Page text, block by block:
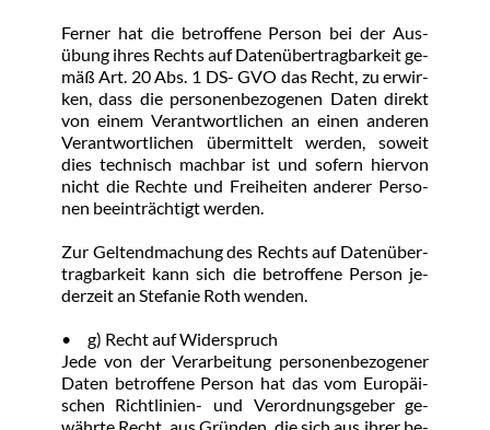
Fer­ner hat die be­trof­fe­ne Per­son bei der Aus­
übung ih­res Rechts auf Da­ten­über­trag­bar­keit ge­
mäß Art. 20 Abs. 1 DS- GVO das Recht, zu er­wir­
ken, dass die per­so­nen­be­zo­ge­nen Da­ten di­rekt
von ei­nem Ver­ant­wort­li­chen an ei­nen an­de­ren
Ver­ant­wort­li­chen über­mit­telt wer­den, so­weit
dies tech­nisch mach­bar ist und so­fern hier­von
nicht die Rech­te und Frei­hei­ten an­de­rer Per­so­
nen be­ein­träch­tigt wer­den.
Zur Gel­tend­ma­chung des Rechts auf Da­ten­über­
trag­bar­keit kann sich die be­trof­fe­ne Per­son je­
der­zeit an Ste­fa­nie Roth wen­den.
•	g) Recht auf Wi­der­spruch
Je­de von der Ver­ar­bei­tung per­so­nen­be­zo­ge­ner
Da­ten be­trof­fe­ne Per­son hat das vom Eu­ro­päi­
schen Richt­li­ni­en- und Ver­ord­nungs­ge­ber ge­